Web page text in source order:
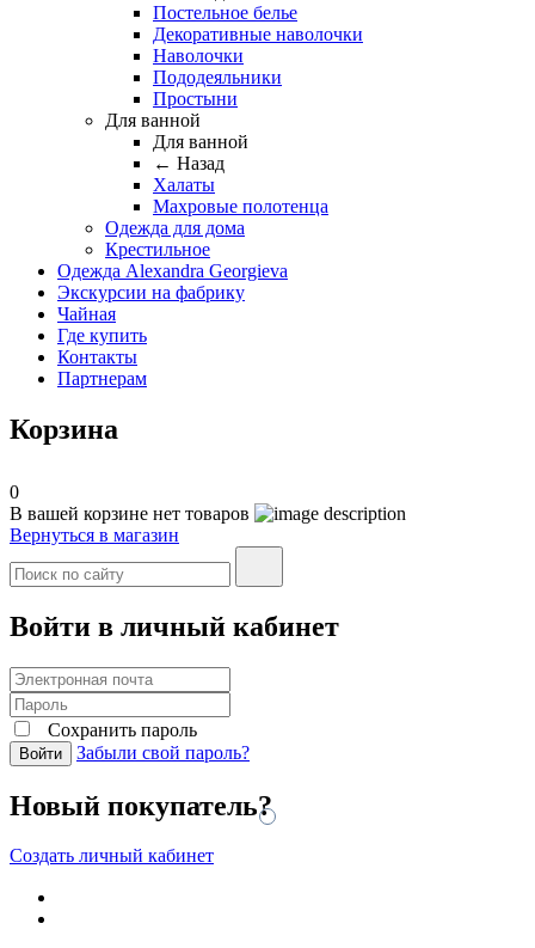
Постельное белье
Декоративные наволочки
Наволочки
Пододеяльники
Простыни
Для ванной
Для ванной
← Назад
Халаты
Махровые полотенца
Одежда для дома
Крестильное
Одежда Alexandra Georgieva
Экскурсии на фабрику
Чайная
Где купить
Контакты
Партнерам
Корзина
0
В вашей корзине нет товаров
Вернуться в магазин
Войти в личный кабинет
Сохранить пароль
Войти Забыли свой пароль?
Новый покупатель?
Создать личный кабинет